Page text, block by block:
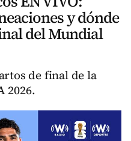
y dónde
del Mundial
de final de la
2026.